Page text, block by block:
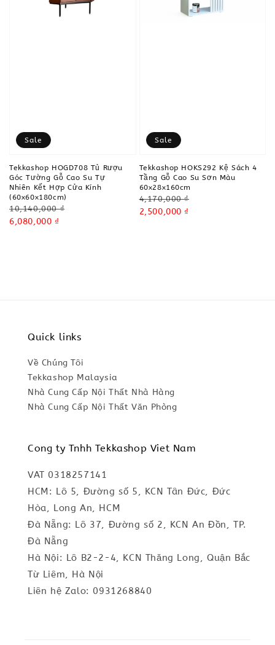
Sale
Tekkashop HOGD708 Tủ Rượu
Góc Tường Gỗ Cao Su Tự
Nhiên Kết Hợp Cửa Kính
(60x60x180cm)
Regular
price
10,140,000 ₫
Sale
6,080,000 ₫
Sale
Tekkashop HOKS292 Kệ Sách 4
Tầng Gỗ Cao Su Sơn Màu
60x28x160cm
Regular
price
4,170,000 ₫
Sale
2,500,000 ₫
Quick links
Về Chúng Tôi
Tekkashop Malaysia
Nhà Cung Cấp Nội Thất Nhà Hàng
Nhà Cung Cấp Nội Thất Văn Phòng
Cong ty Tnhh Tekkashop Viet Nam
VAT 0318257141
HCM: Lô 5, Đường số 5, KCN Tân Đức, Đức
Hòa, Long An, HCM
Đà Nẵng: Lô 37, Đường số 2, KCN An Đồn, TP.
Đà Nẵng
Hà Nội: Lô B2-2-4, KCN Thăng Long, Quận Bắc
Từ Liêm, Hà Nội
Liên hệ Zalo: 0931268840